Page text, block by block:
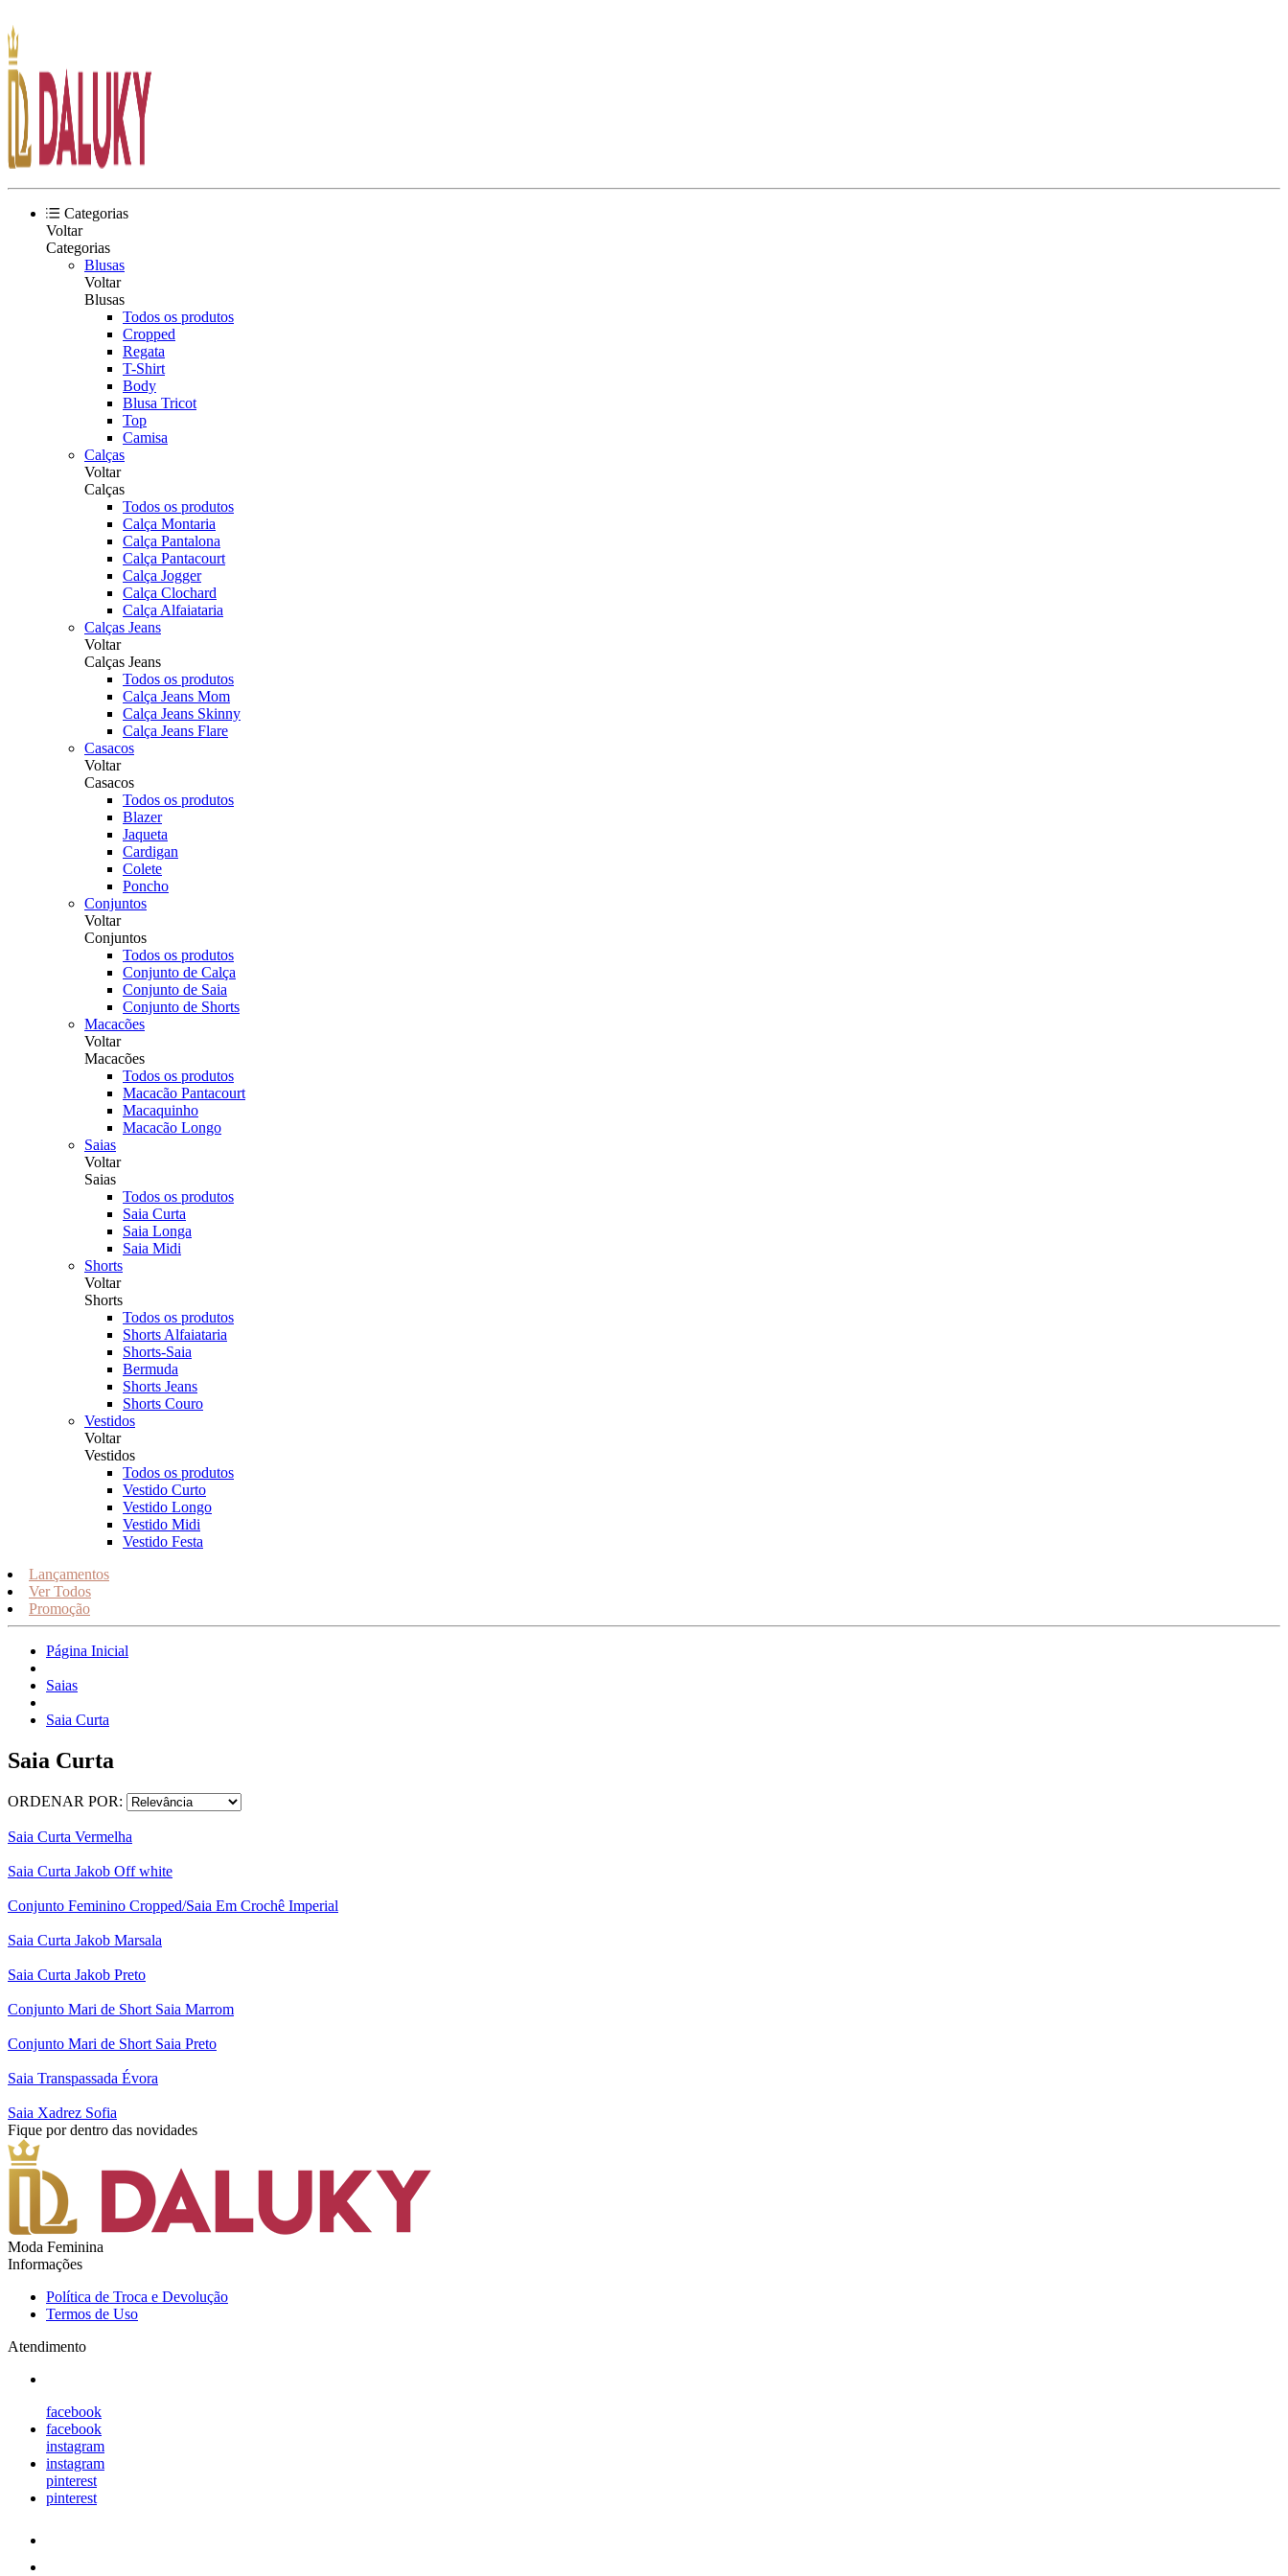
Categorias
Voltar
Categorias
Blusas
Voltar
Blusas
Todos os produtos
Cropped
Regata
T-Shirt
Body
Blusa Tricot
Top
Camisa
Calças
Voltar
Calças
Todos os produtos
Calça Montaria
Calça Pantalona
Calça Pantacourt
Calça Jogger
Calça Clochard
Calça Alfaiataria
Calças Jeans
Voltar
Calças Jeans
Todos os produtos
Calça Jeans Mom
Calça Jeans Skinny
Calça Jeans Flare
Casacos
Voltar
Casacos
Todos os produtos
Blazer
Jaqueta
Cardigan
Colete
Poncho
Conjuntos
Voltar
Conjuntos
Todos os produtos
Conjunto de Calça
Conjunto de Saia
Conjunto de Shorts
Macacões
Voltar
Macacões
Todos os produtos
Macacão Pantacourt
Macaquinho
Macacão Longo
Saias
Voltar
Saias
Todos os produtos
Saia Curta
Saia Longa
Saia Midi
Shorts
Voltar
Shorts
Todos os produtos
Shorts Alfaiataria
Shorts-Saia
Bermuda
Shorts Jeans
Shorts Couro
Vestidos
Voltar
Vestidos
Todos os produtos
Vestido Curto
Vestido Longo
Vestido Midi
Vestido Festa
Lançamentos
Ver Todos
Promoção
Página Inicial
Saias
Saia Curta
Saia Curta
ORDENAR POR:
Saia Curta Vermelha
Saia Curta Jakob Off white
Conjunto Feminino Cropped/Saia Em Crochê Imperial
Saia Curta Jakob Marsala
Saia Curta Jakob Preto
Conjunto Mari de Short Saia Marrom
Conjunto Mari de Short Saia Preto
Saia Transpassada Évora
Saia Xadrez Sofia
Fique por dentro das novidades
Moda Feminina
Informações
Política de Troca e Devolução
Termos de Uso
Atendimento
facebook
facebook
instagram
instagram
pinterest
pinterest